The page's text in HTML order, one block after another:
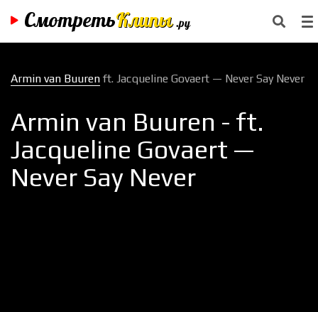
СмотретьКлипы .ру
Armin van Buuren ft. Jacqueline Govaert — Never Say Never
Armin van Buuren - ft.
Jacqueline Govaert —
Never Say Never